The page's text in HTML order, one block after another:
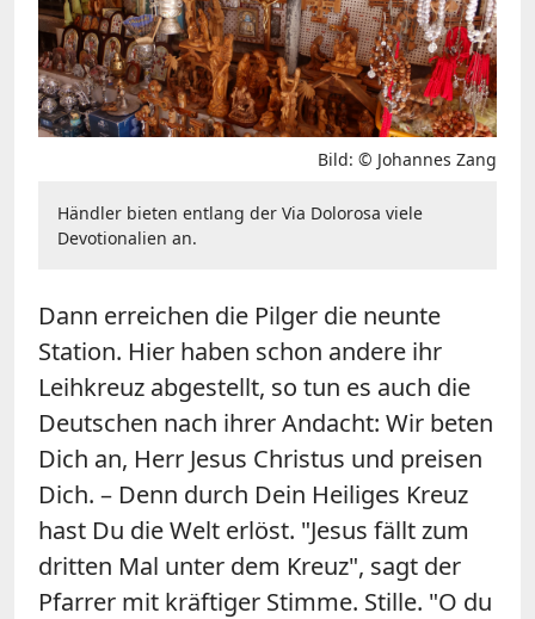
Bild: © Johannes Zang
Händler bieten entlang der Via Dolorosa viele
Devotionalien an.
Dann erreichen die Pilger die neunte
Station. Hier haben schon andere ihr
Leihkreuz abgestellt, so tun es auch die
Deutschen nach ihrer Andacht: Wir beten
Dich an, Herr Jesus Christus und preisen
Dich. – Denn durch Dein Heiliges Kreuz
hast Du die Welt erlöst. "Jesus fällt zum
dritten Mal unter dem Kreuz", sagt der
Pfarrer mit kräftiger Stimme. Stille. "O du